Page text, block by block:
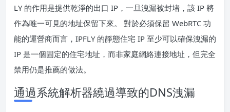
LY 的作用是提供乾淨的出口 IP，一旦洩漏被封堵，該 IP 將
作為唯一可見的地址保留下來。 對於必須保留 WebRTC 功
能的運營商而言，IPFLY 的靜態住宅 IP 至少可以確保洩漏的
IP 是一個固定的住宅地址，而非家庭網絡連接地址，但完全
禁用仍是推薦的做法。
通過系統解析器繞過導致的DNS洩漏